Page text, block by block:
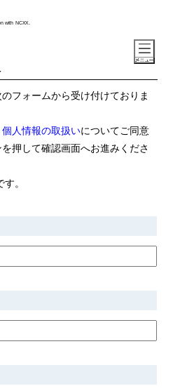
with NCXX.
フォームから受け付けておりま
個人情報の取扱いについてご同意
押して確認画面へお進みくださ
。